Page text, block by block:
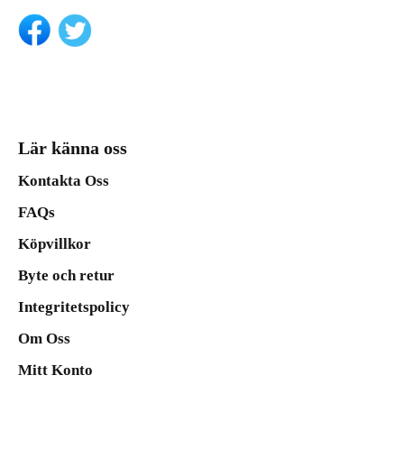
Lär känna oss
Kontakta Oss
FAQs
Köpvillkor
Byte och retur
Integritetspolicy
Om Oss
Mitt Konto